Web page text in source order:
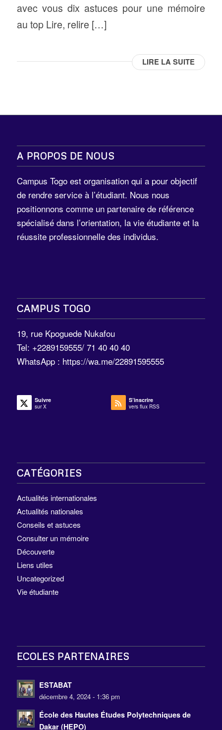
avec vous dix astuces pour une mémoire
au top Lire, relire […]
LIRE LA SUITE
A PROPOS DE NOUS
Campus Togo est organisation qui a pour objectif
de rendre service à l’étudiant. Nous nous
positionnons comme un partenaire de référence
spécialisé dans l’orientation, la vie étudiante et la
réussite professionnelle des individus.
CAMPUS TOGO
19, rue Kpoguede Nukafou
Tel: +2289159555/ 71 40 40 40
WhatsApp : https://wa.me/22891595555
Suivre
sur X
S’inscrire
vers flux RSS
CATÉGORIES
Actualités internationales
Actualités nationales
Conseils et astuces
Consulter un mémoire
Découverte
Liens utiles
Uncategorized
Vie étudiante
ECOLES PARTENAIRES
ESTABAT
décembre 4, 2024 - 1:36 pm
École des Hautes Études Polytechniques de
Dakar (HEPO)